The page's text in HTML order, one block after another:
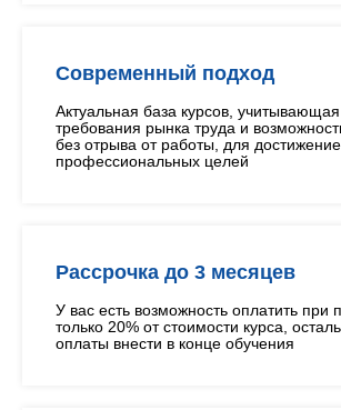
Современный подход
Актуальная база курсов,
требования рынка труда и
без отрыва от работы, для достижение
профессиональных целей
Рассрочка до 3 месяцев
У вас есть возможность оплатить при
только 20% от стоимости курса,
оплаты внести в конце обучения